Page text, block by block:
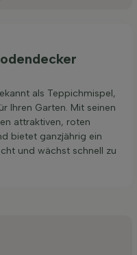
als Teppichmispel,
Ihren Garten. Mit seinen
attraktiven, roten
bietet ganzjährig ein
und wächst schnell zu